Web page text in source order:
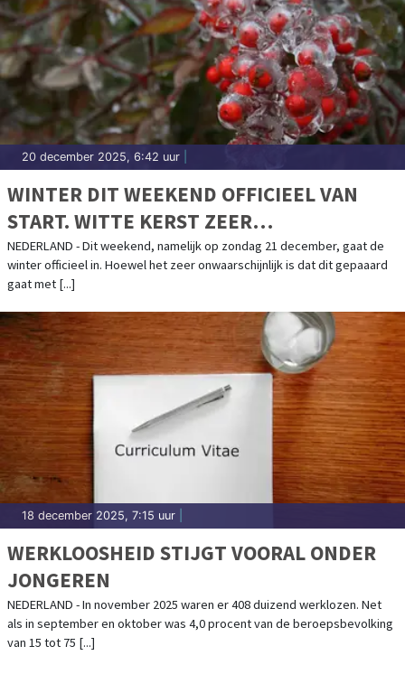
20 december 2025, 6:42 uur
WINTER DIT WEEKEND OFFICIEEL VAN
START. WITTE KERST ZEER
ONWAARSCHIJNLIJK, MAAR WEL FLINK
KOUDER
NEDERLAND - Dit weekend, namelijk op zondag 21 december, gaat de
winter officieel in. Hoewel het zeer onwaarschijnlijk is dat dit gepaaard
gaat met [...]
18 december 2025, 7:15 uur
WERKLOOSHEID STIJGT VOORAL ONDER
JONGEREN
NEDERLAND - In november 2025 waren er 408 duizend werklozen. Net
als in september en oktober was 4,0 procent van de beroepsbevolking
van 15 tot 75 [...]